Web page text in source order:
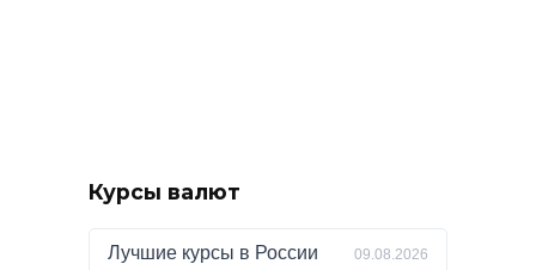
Курсы валют
Лучшие курсы в России 09.08.2026